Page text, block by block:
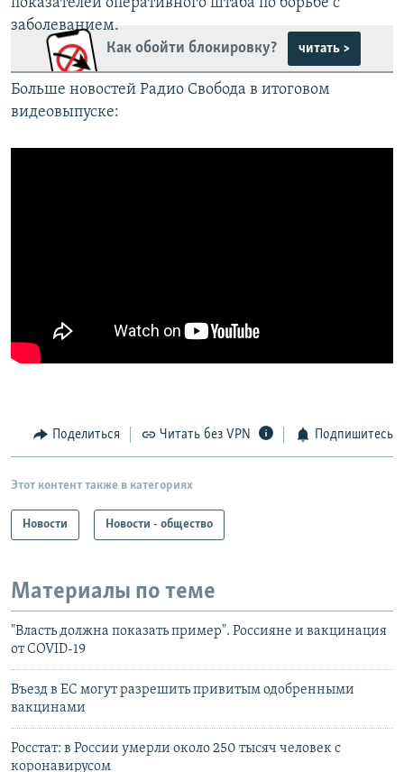
заболеванием.
Как обойти блокировку?
читать >
Больше новостей Радио Свобода в итоговом
видеовыпуске:
Поделиться Читать без VPN Подпишитесь
Этот контент также в категориях
Новости Новости - общество
Материалы по теме
"Власть должна показать пример". Россияне и вакцинация
от COVID-19
Въезд в ЕС могут разрешить привитым одобренными
вакцинами
Росстат: в России умерли около 250 тысяч человек с
коронавирусом